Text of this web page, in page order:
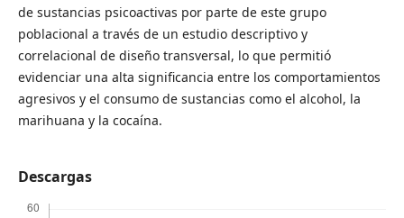
de sustancias psicoactivas por parte de este grupo
poblacional a través de un estudio descriptivo y
correlacional de diseño transversal, lo que permitió
evidenciar una alta significancia entre los comportamientos
agresivos y el consumo de sustancias como el alcohol, la
marihuana y la cocaína.
Descargas